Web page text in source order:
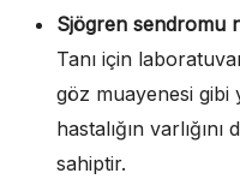
Sjögren sendromu
Tanı için
göz muayenesi gibi
hastalığın
sahiptir.